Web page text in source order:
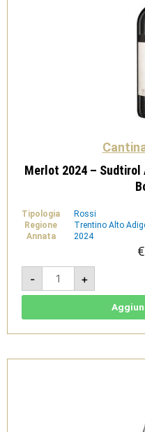
Merlot 2024 – Sudtirol
Tipologia
Rossi
Regione
Trentino Alto
Annata
2024
€
-
Merlot
2024
-
Sudtirol
-
Bolzano
+